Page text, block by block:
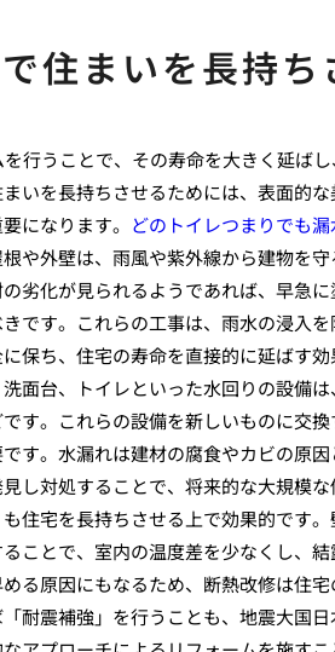
住まいを長持ち
行うことで、その寿命を大きく延ば
いを長持ちさせるためには、表面的
になります。 どのトイレつまりでも
や外壁は、雨風や紫外線から建物を
劣化が見られるようであれば、早急
です。これらの工事は、雨水の浸入
保ち、住宅の寿命を直接的に延ばす
面台、トイレといった水回りの設備
す。これらの設備を新しいものに交
す。水漏れは建材の腐食やカビの原
し対処することで、将来的な大規模
住宅を長持ちさせる上で効果的です
ことで、室内の温度差を少なくし、
る原因にもなるため、断熱改修は住
耐震補強」を行うことも、地震大国